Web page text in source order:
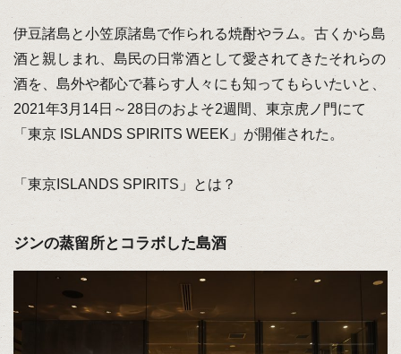
伊豆諸島と小笠原諸島で作られる焼酎やラム。古くから島
酒と親しまれ、島民の日常酒として愛されてきたそれらの
酒を、島外や都心で暮らす人々にも知ってもらいたいと、
2021年3月14日～28日のおよそ2週間、東京虎ノ門にて
「東京 ISLANDS SPIRITS WEEK」が開催された。
「東京ISLANDS SPIRITS」とは？
ジンの蒸留所とコラボした島酒